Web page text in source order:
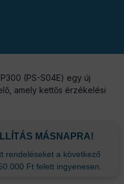
(PS-S04E) egy új
amely kettős érzékelési
MÁSNAPRA!
rendeléseket a következő
Ft felett ingyenesen.